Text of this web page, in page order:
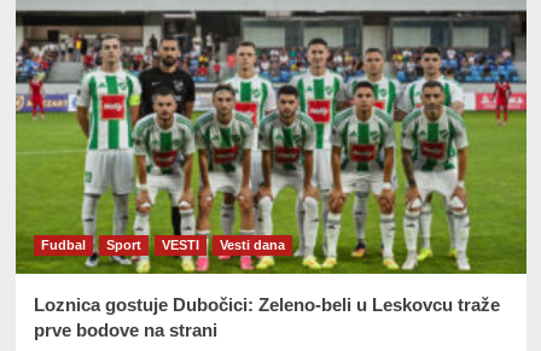
Fudbal Sport VESTI Vesti dana
Loznica gostuje Dubočici: Zeleno-beli u Leskovcu traže
prve bodove na strani